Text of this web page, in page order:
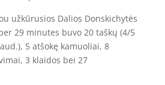
užkūrusios Dalios Donskichytės
29 minutes buvo 20 taškų (4/5
5 atšokę kamuoliai, 8
3 klaidos bei 27